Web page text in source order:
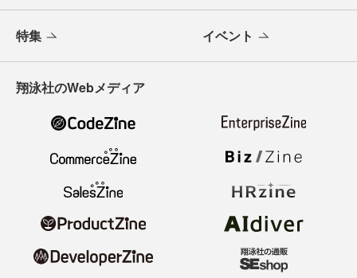
特集 イベント
翔泳社のWebメディア